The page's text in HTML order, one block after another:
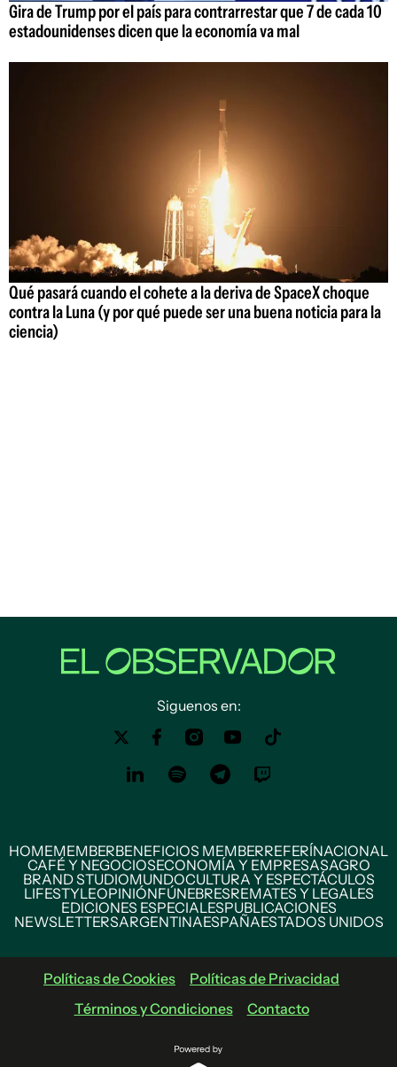
Gira de Trump por el país para contrarrestar que 7 de cada 10
estadounidenses dicen que la economía va mal
Qué pasará cuando el cohete a la deriva de SpaceX choque
contra la Luna (y por qué puede ser una buena noticia para la
ciencia)
Siguenos en:
HOMEMEMBERBENEFICIOS MEMBERREFERÍNACIONAL
CAFÉ Y NEGOCIOSECONOMÍA Y EMPRESASAGRO
BRAND STUDIOMUNDOCULTURA Y ESPECTÁCULOS
LIFESTYLEOPINIÓNFÚNEBRESREMATES Y LEGALES
EDICIONES ESPECIALESPUBLICACIONES
NEWSLETTERSARGENTINAESPAÑAESTADOS UNIDOS
Políticas de Cookies
Políticas de Privacidad
Términos y Condiciones
Contacto